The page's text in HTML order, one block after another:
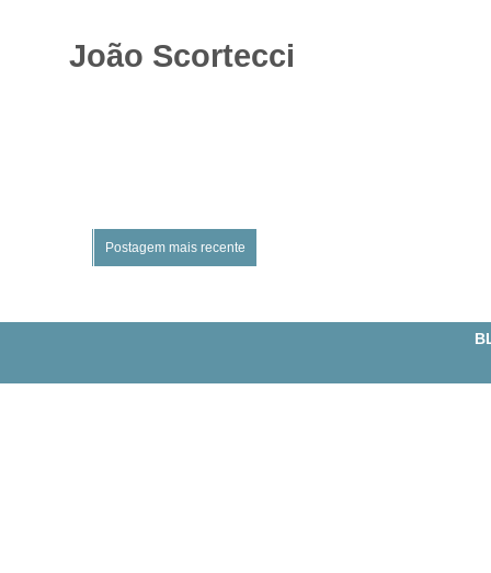
João Scortecci
Postagem mais recente